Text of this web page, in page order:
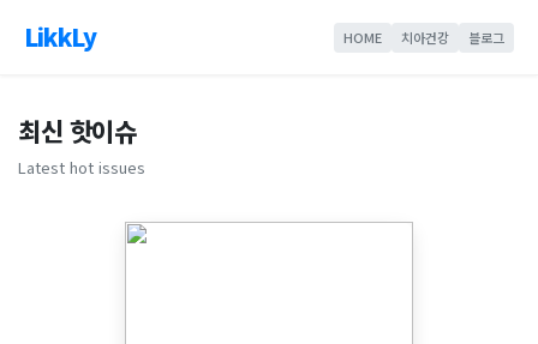
LikkLy HOME 치아건강 블로그
최신 핫이슈
Latest hot issues